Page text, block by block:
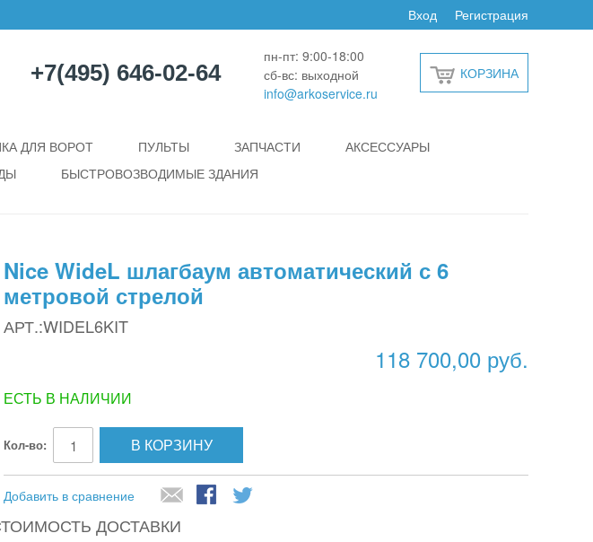
Регистрация
Вход
+7(495) 646-02-64
пн-пт: 9:00-18:00
сб-вс: выходной
info@arkoservice.ru
КОРЗИНА
ДЛЯ ВОРОТ ПУЛЬТЫ ЗАПЧАСТИ
АКСЕССУАРЫ
БЫСТРОВОЗВОДИМЫЕ ЗДАНИЯ
Nice WideL шлагбаум автоматический с 6
метровой стрелой
АРТ.:WIDEL6KIT
118 700,00 руб.
ЕСТЬ В НАЛИЧИИ
Кол-во: В КОРЗИНУ
Добавить в сравнение
ДОСТАВКИ